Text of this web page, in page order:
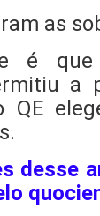
as
é
a
QE
desse